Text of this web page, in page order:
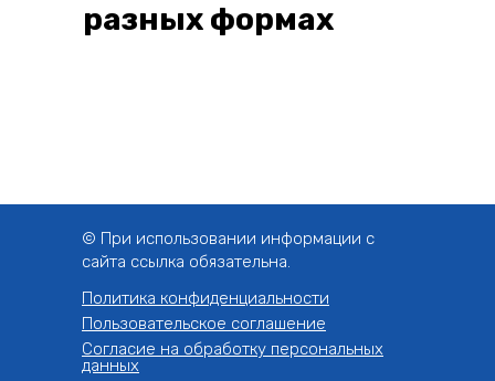
разных формах
© При использовании информации с
сайта ссылка обязательна.
Политика конфиденциальности
Пользовательское соглашение
Согласие на обработку персональных
данных